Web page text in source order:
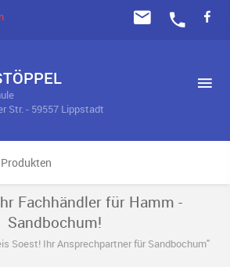
Str. - 59557 Lippstadt
Fachhändler für Hamm -
Sandbochum!
Soest! Ihr Ansprechpartner für Sandbochum"